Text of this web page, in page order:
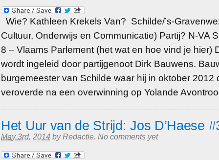
Wie? Kathleen Krekels Van? Schilde/’s-
Cultuur, Onderwijs en Communicatie) Partij? N-VA
8 – Vlaams Parlement (het wat en hoe vind je hier)
wordt ingeleid door partijgenoot Dirk Bauwens.
burgemeester van Schilde waar hij in oktober 2012
veroverde na een overwinning op Yolande
Het Uur van de Strijd: Jos D’Haese
May 3rd, 2014 byRedactie. No comments yet